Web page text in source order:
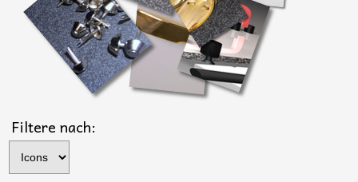
Filtere nach: